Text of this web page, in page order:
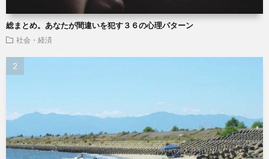
総まとめ。あなたが間違いを犯す３６の心理パターン
社会・経済